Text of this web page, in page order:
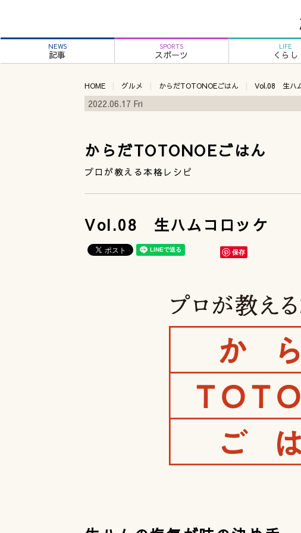
NEWS
記事
SPORTS
スポーツ
LIFE
くらし
HOME グルメ からだTOTONOEごはん Vol.08 生ハ
2022.06.17 Fri
からだTOTONOEごはん
プロが教える本格レシピ
Vol.08 生ハムコロッケ
保存